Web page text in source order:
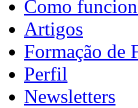
Como
Artigos
Formação de
Perfil
Newsletters